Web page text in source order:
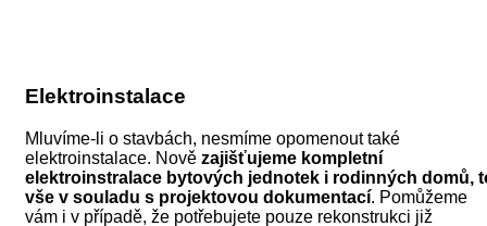
Elektroinstalace
Mluvíme-li o stavbách, nesmíme opomenout také
elektroinstalace. Nově zajišťujeme kompletní
elektroinstralace bytových jednotek i rodinných domů,
vše v souladu s projektovou dokumentací. Pomůžeme
vám i v případě, že potřebujete pouze rekonstrukci již